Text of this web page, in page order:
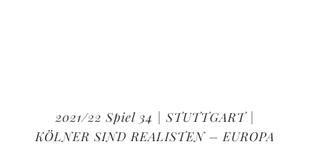
2021/22 Spiel 34 | STUTTGART |
KÖLNER SIND REALISTEN – EUROPA